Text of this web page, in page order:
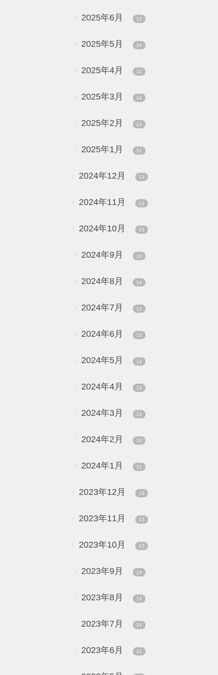
2025年6月 12
2025年5月 14
2025年4月 12
2025年3月 14
2025年2月 12
2025年1月 11
2024年12月 13
2024年11月 13
2024年10月 13
2024年9月 13
2024年8月 14
2024年7月 13
2024年6月 13
2024年5月 13
2024年4月 13
2024年3月 13
2024年2月 13
2024年1月 11
2023年12月 13
2023年11月 13
2023年10月 13
2023年9月 13
2023年8月 13
2023年7月 14
2023年6月 11